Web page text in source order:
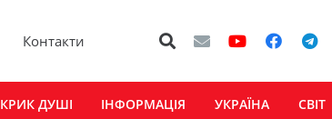
Контакти
КРИК ДУШІ ІНФОРМАЦІЯ УКРАЇНА СВІТ